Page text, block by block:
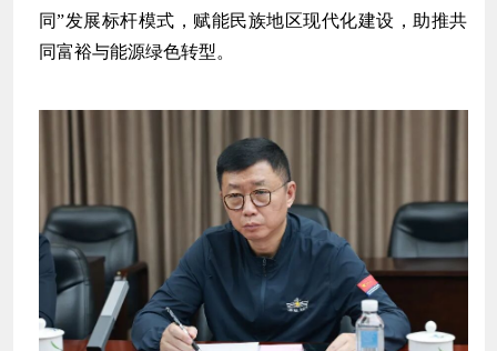
同”发展标杆模式，赋能民族地区现代化建设，助推共
同富裕与能源绿色转型。